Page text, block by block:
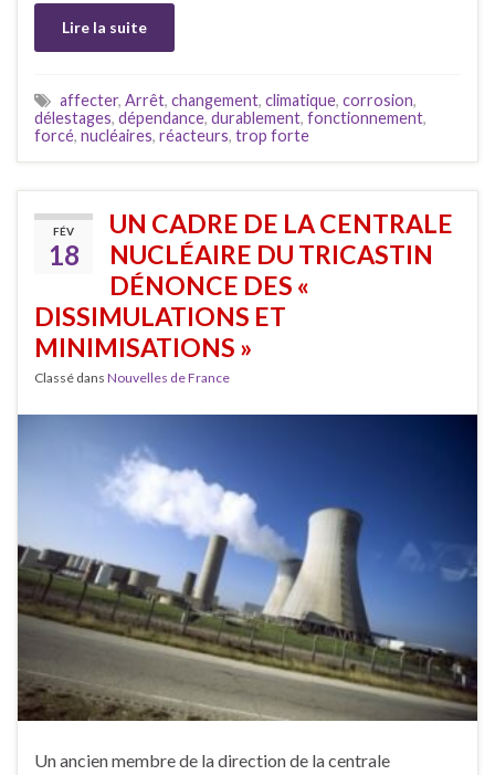
Lire la suite
affecter, Arrêt, changement, climatique, corrosion,
délestages, dépendance, durablement, fonctionnement,
forcé, nucléaires, réacteurs, trop forte
FÉV
18
UN CADRE DE LA CENTRALE
NUCLÉAIRE DU TRICASTIN
DÉNONCE DES «
DISSIMULATIONS ET
MINIMISATIONS »
Classé dans Nouvelles de France
Un ancien membre de la direction de la centrale